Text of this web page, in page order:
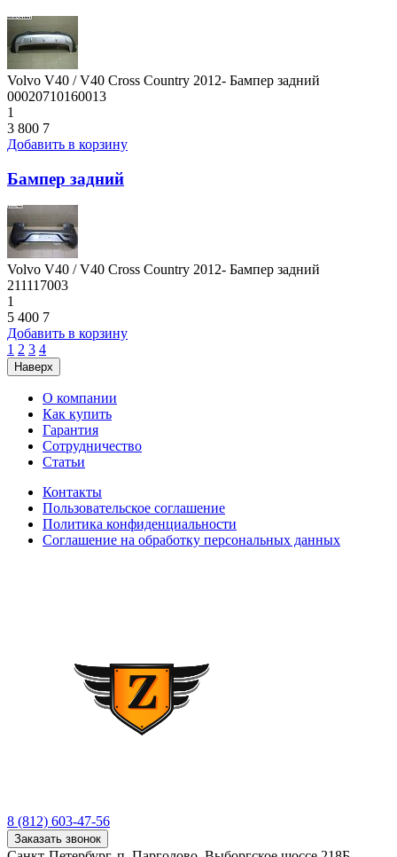
Volvo V40 / V40 Cross Country 2012- Бампер задний
00020710160013
1
3 800 7
Добавить в корзину
Бампер задний
Volvo V40 / V40 Cross Country 2012- Бампер задний
211117003
1
5 400 7
Добавить в корзину
1 2 3 4
Наверх
О компании
Как купить
Гарантия
Сотрудничество
Статьи
Контакты
Пользовательское соглашение
Политика конфиденциальности
Соглашение на обработку персональных данных
8 (812) 603-47-56
Заказать звонок